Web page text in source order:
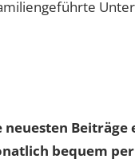
neuesten Beiträge
bequem